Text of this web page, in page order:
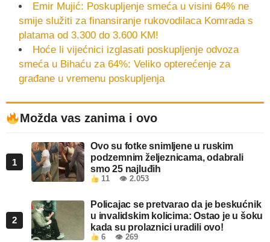
Emir Mujić: Poskupljenje smeća u visini 64% ne
smije služiti za finansiranje rukovodilaca Komrada s
platama od 3.300 do 3.600 KM!
Hoće li vijećnici izglasati poskupljenje odvoza
smeća u Bihaću za 64%: Veliko opterećenje za
građane u vremenu poskupljenja
Možda vas zanima i ovo
1
Ovo su fotke snimljene u ruskim
podzemnim željeznicama, odabrali
smo 25 najluđih
11 👁 2.053
2
Policajac se pretvarao da je beskućnik
u invalidskim kolicima: Ostao je u šoku
kada su prolaznici uradili ovo!
6 👁 269